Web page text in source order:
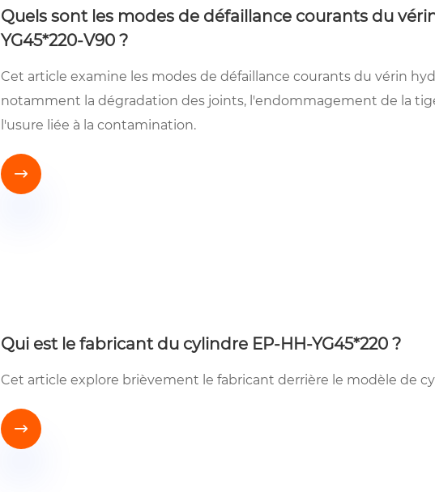
Quels sont les modes de défaillance courants du
YG45*220-V90 ?
Cet article examine les modes de défaillance courants du vérin
notamment la dégradation des joints, l'endommagement de la
l'usure liée à la contamination.

Qui est le fabricant du cylindre EP-HH-YG45*220 ?
Cet article explore brièvement le fabricant derrière le modèle de
